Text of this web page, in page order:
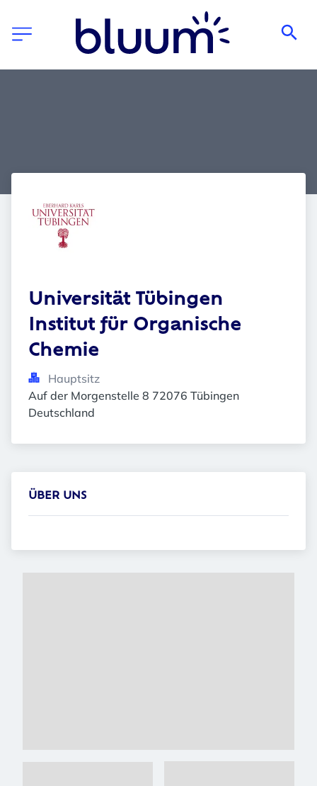
Universität Tübingen
Institut für Organische
Chemie
Hauptsitz
Auf der Morgenstelle 8 72076 Tübingen
Deutschland
ÜBER UNS